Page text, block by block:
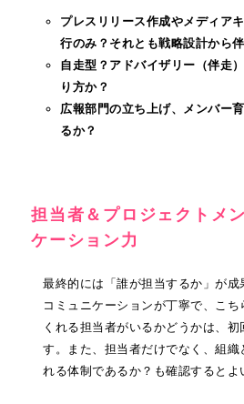
プレスリリース作成やメディア
行のみ？それとも戦略設計から
自走型？アドバイザリー（伴走
り方か？
広報部門の立ち上げ、メンバー
るか？
担当者＆プロジェクトメ
ケーション力
最終的には「誰が担当するか」が成
コミュニケーションが丁寧で、こ
くれる担当者がいるかどうかは、
す。また、担当者だけでなく、組織
れる体制であるか？も確認するとよ